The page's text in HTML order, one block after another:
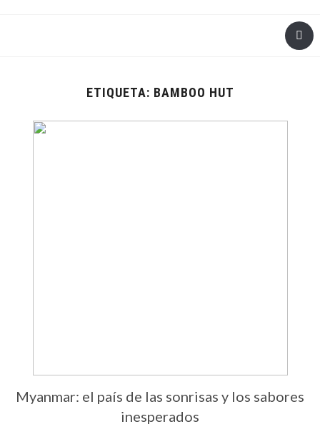
ETIQUETA: BAMBOO HUT
Myanmar: el país de las sonrisas y los sabores
inesperados